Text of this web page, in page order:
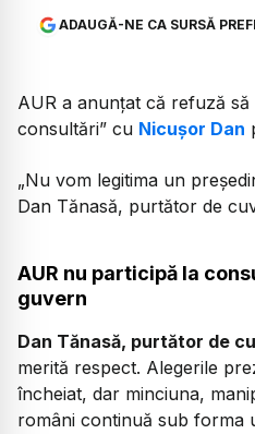
ADAUGĂ-NE CA SURSĂ
AUR a anunțat că refuză
consultări” cu Nicușor Dan
„Nu vom legitima un
Dan Tănasă, purtător de
AUR nu participă la
guvern
Dan Tănasă, purtător de
merită respect. Alegerile
încheiat, dar minciuna,
români continuă sub forma